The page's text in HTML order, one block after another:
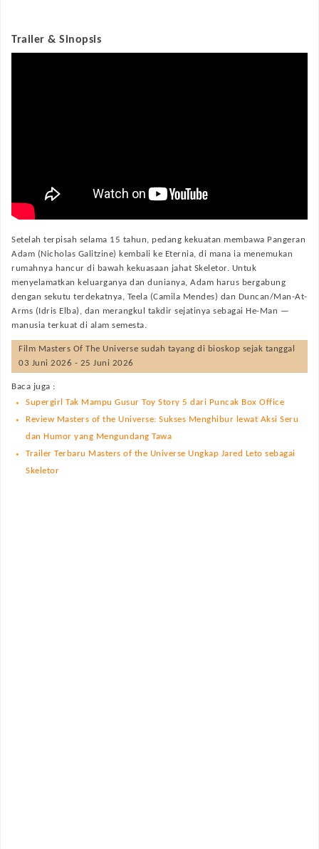
Trailer & Sinopsis
Setelah terpisah selama 15 tahun, pedang kekuatan membawa Pangeran
Adam (Nicholas Galitzine) kembali ke Eternia, di mana ia menemukan
rumahnya hancur di bawah kekuasaan jahat Skeletor. Untuk
menyelamatkan keluarganya dan dunianya, Adam harus bergabung
dengan sekutu terdekatnya, Teela (Camila Mendes) dan Duncan/Man-At-
Arms (Idris Elba), dan merangkul takdir sejatinya sebagai He-Man —
manusia terkuat di alam semesta.
Film Masters Of The Universe sudah tayang di bioskop sejak tanggal
03 Juni 2026 - 25 Juni 2026
Baca juga :
Supergirl Tak Mampu Gusur Toy Story 5 dari Puncak Box Office
Review Masters of the Universe: Sukses Menghibur lewat Aksi Seru
dan Humor yang Mengundang Tawa
Trailer Terbaru Masters of the Universe Ungkap Jared Leto sebagai
Skeletor